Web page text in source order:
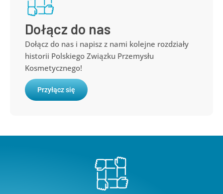
Dołącz do nas
Dołącz do nas i napisz z nami kolejne rozdziały
historii Polskiego Związku Przemysłu
Kosmetycznego!
Przyłącz się